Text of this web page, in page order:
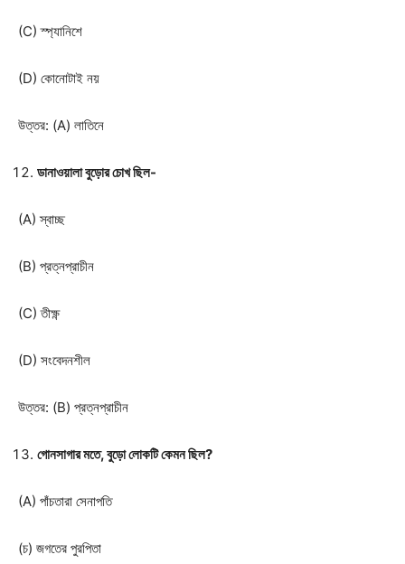
(C) স্প্যানিশে
(D) কোনোটাই নয়
উত্তর: (A) লাতিনে
ডানাওয়ালা বুড়োর চোখ ছিল-
(A) স্বাচ্ছ
(B) প্রত্নপ্রাচীন
(C) তীক্ষ্ণ
(D) সংবেদনশীল
উত্তর: (B) প্রত্নপ্রাচীন
গোনসাগার মতে, বুড়ো লোকটি কেমন ছিল?
(A) পাঁচতারা সেনাপতি
(চ) জগতের পুরপিতা